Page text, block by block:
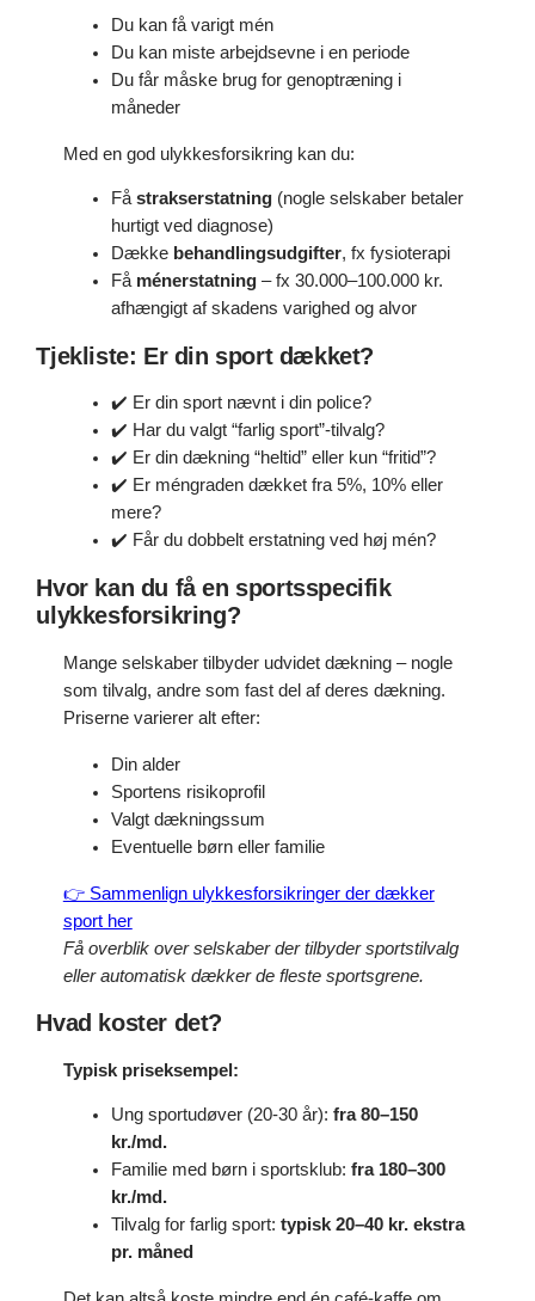
Du kan få varigt mén
Du kan miste arbejdsevne i en periode
Du får måske brug for genoptræning i
måneder
Med en god ulykkesforsikring kan du:
Fåstrakserstatning(nogle selskaber betaler
hurtigt ved diagnose)
Dække behandlingsudgifter, fx fysioterapi
Få ménerstatning– fx 30.000–100.000 kr.
afhængigt af skadens varighed og alvor
Tjekliste: Er din sport dækket?
✔️ Er din sport nævnt i din police?
✔️ Har du valgt “farlig sport”-tilvalg?
✔️ Er din dækning “heltid” eller kun “fritid”?
✔️ Er méngraden dækket fra 5%, 10% eller
mere?
✔️ Får du dobbelt erstatning ved høj mén?
Hvor kan du få en sportsspecifik
ulykkesforsikring?
Mange selskaber tilbyder udvidet dækning – nogle
som tilvalg, andre som fast del af deres dækning.
Priserne varierer alt efter:
Din alder
Sportens risikoprofil
Valgt dækningssum
Eventuelle børn eller familie
👉 Sammenlign ulykkesforsikringer der dækker
sport her
Få overblik over selskaber der tilbyder sportstilvalg
eller automatisk dækker de fleste sportsgrene.
Hvad koster det?
Typisk priseksempel:
Ung sportudøver (20-30 år): fra 80–150
kr./md.
Familie med børn i sportsklub: fra 180–300
kr./md.
Tilvalg for farlig sport: typisk 20–40 kr. ekstra
pr. måned